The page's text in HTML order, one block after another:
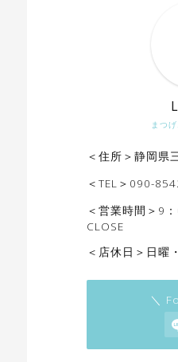
まつ
＜住所＞静岡県
＜TEL＞090-
＜営業時間＞9
CLOSE
＜店休日＞日曜
＼